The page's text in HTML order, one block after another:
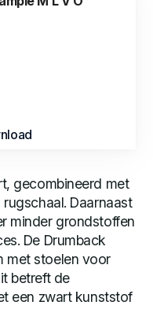
gecombineerd met
Daarnaast
minder grondstoffen
De Drumback
met stoelen voor
betreft de
een zwart kunststof